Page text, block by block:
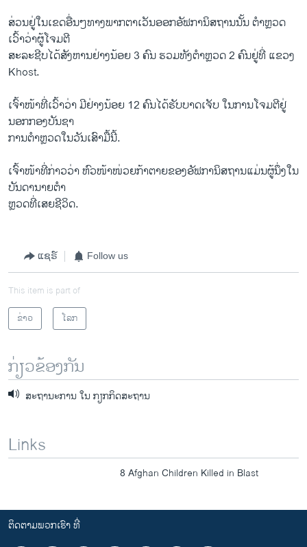
ສ່ວນຢູ່ໃນເຂດອື່ນໆທາງພາກຕາເວັນອອກອັຟການິສຖານນັ້ນ ຕຳຫຼວດ
ເວົ້າວ່າຜູ້ໂຈມຕີ
ສະລະຊີບໄດ້ສັງຫານຢ່າງນ້ອຍ 3 ຄົນ ຮວມທັງຕຳຫຼວດ 2 ຄົນຢູ່ທີ່ ແຂວງ
Khost.
ເຈົ້າໜ້າທີ່ເວົ້າວ່າ ມີຢ່າງນ້ອຍ 12 ຄົນໄດ້ຮັບບາດເຈັບ ໃນການໂຈມຕີຢູ່
ນອກກອງບັນຊາ
ການຕຳຫຼວດໃນວັນເສົາມື້ນີ້.
ເຈົ້າໜ້າທີ່ກ່າວວ່າ ຫົວໜ້າໜ່ວຍກ້າຕາຍຂອງອັຟການິສຖານແມ່ນຜູ້ນຶ່ງໃນ
ບັນດານາຍຕຳ
ຫຼວດທີ່ເສຍຊີວິດ.
ແຊຣ໌ Follow us
This item is part of
ຂ່າວ
ໂລກ
ກ່ຽວຂ້ອງກັນ
ສະຖານະການ ໃນ ກຽກກິດສະຖານ
Links
8 Afghan Children Killed in Blast
ຕິດຕາມພວກເຮົາ ທີ່